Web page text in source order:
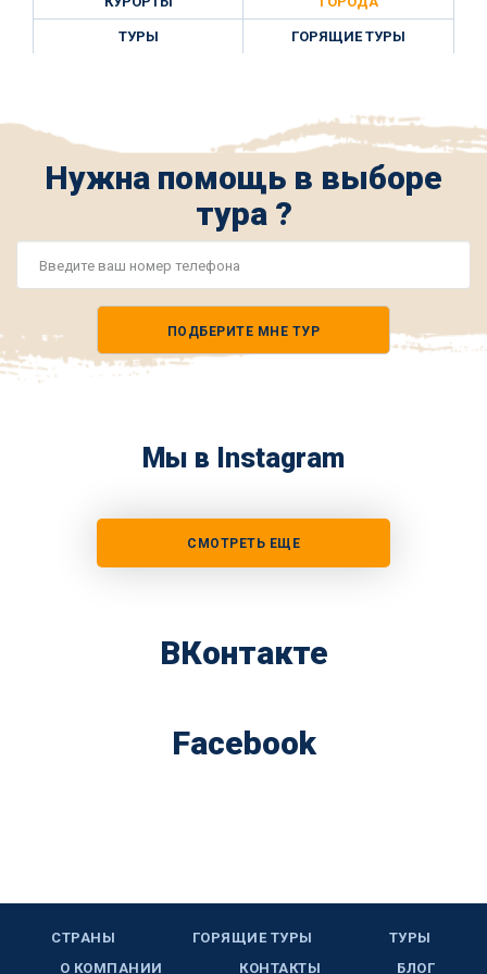
ТУРЫ ГОРЯЩИЕ ТУРЫ
Нужна помощь в выборе
тура ?
ПОДБЕРИТЕ МНЕ ТУР
Мы в Instagram
СМОТРЕТЬ ЕЩЕ
ВКонтакте
Facebook
СТРАНЫ ГОРЯЩИЕ ТУРЫ
ТУРЫ
О КОМПАНИИ
КОНТАКТЫ БЛОГ